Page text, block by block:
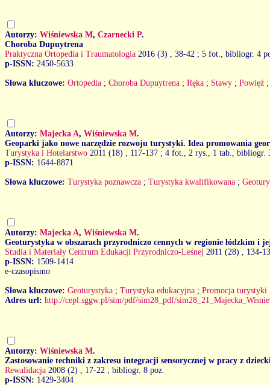
Autorzy: Wiśniewska M, Czarnecki P.
Choroba Dupuytrena
Praktyczna Ortopedia i Traumatologia 2016 (3)
, 38-42 ; 5 fot., bibliogr. 4
p-ISSN: 2450-5633
Słowa kluczowe: Ortopedia ; Choroba Dupuytrena ; Ręka ; Stawy ; Powięź
Autorzy: Majecka A, Wiśniewska M.
Geoparki jako nowe narzędzie rozwoju turystyki. Idea promowania
Turystyka i Hotelarstwo 2011 (18)
, 117-137 ; 4 fot., 2 rys., 1 tab., bibliogr.
p-ISSN: 1644-8871
Słowa kluczowe: Turystyka poznawcza ; Turystyka kwalifikowana ;
Autorzy: Majecka A, Wiśniewska M.
Geoturystyka w obszarach przyrodniczo cennych w regionie łódzkim i
Studia i Materiały Centrum Edukacji Przyrodniczo-Leśnej 2011 (28)
, 134-
p-ISSN: 1509-1414
e-czasopismo
Słowa kluczowe: Geoturystyka ; Turystyka edukacyjna ; Promocja turystyki
Adres url: http://cepl.sggw.pl/sim/pdf/sim28_pdf/
Autorzy: Wiśniewska M.
Zastosowanie techniki z zakresu integracji sensorycznej w pracy z
Rewalidacja 2008 (2)
, 17-22 ; bibliogr. 8 poz.
p-ISSN: 1429-3404